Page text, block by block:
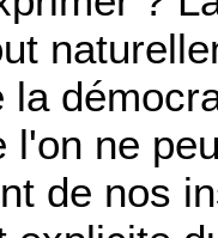
la
l'on ne
de nos